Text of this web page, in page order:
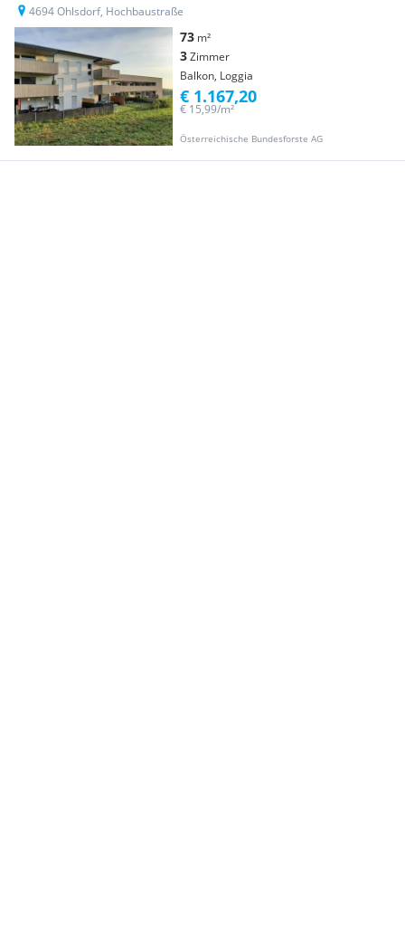
4694 Ohlsdorf, Hochbaustraße
73 m²
3Zimmer
Balkon, Loggia
Österreichische Bundesforste AG
€ 15,99/m²
€ 1.167,20